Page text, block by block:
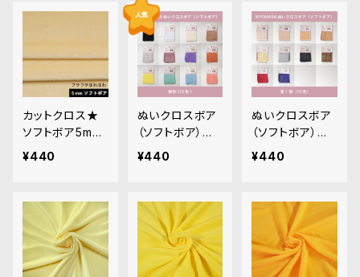
m
m
カットクロス★
ソフトボア5mm
(レグホーン)LB
¥440
ぬいクロスボア
（ソフトボア）カ
ットクロス各色A
¥440
ぬいクロスボア
（ソフトボア）カ
ットクロス各色
¥440